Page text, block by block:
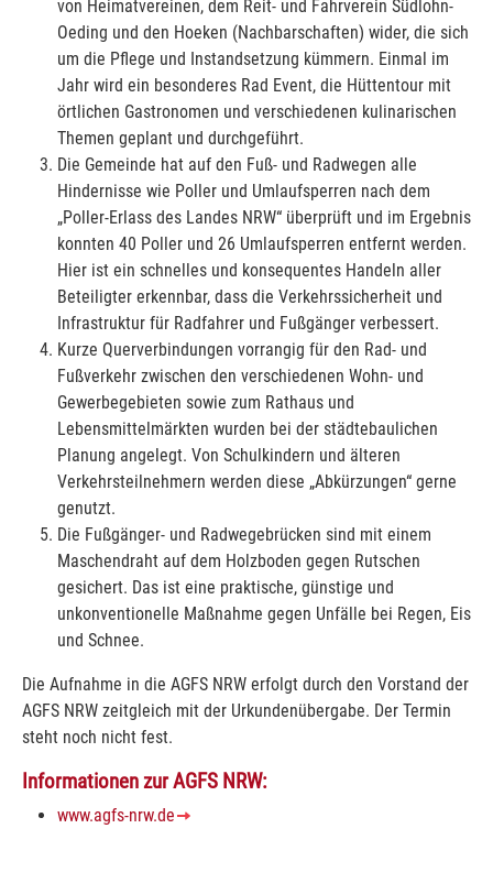
von Heimatvereinen, dem Reit- und Fahrverein Südlohn-
Oeding und den Hoeken (Nachbarschaften) wider, die sich
um die Pflege und Instandsetzung kümmern. Einmal im
Jahr wird ein besonderes Rad Event, die Hüttentour mit
örtlichen Gastronomen und verschiedenen kulinarischen
Themen geplant und durchgeführt.
Die Gemeinde hat auf den Fuß- und Radwegen alle
Hindernisse wie Poller und Umlaufsperren nach dem
„Poller-Erlass des Landes NRW“ überprüft und im Ergebnis
konnten 40 Poller und 26 Umlaufsperren entfernt werden.
Hier ist ein schnelles und konsequentes Handeln aller
Beteiligter erkennbar, dass die Verkehrssicherheit und
Infrastruktur für Radfahrer und Fußgänger verbessert.
Kurze Querverbindungen vorrangig für den Rad- und
Fußverkehr zwischen den verschiedenen Wohn- und
Gewerbegebieten sowie zum Rathaus und
Lebensmittelmärkten wurden bei der städtebaulichen
Planung angelegt. Von Schulkindern und älteren
Verkehrsteilnehmern werden diese „Abkürzungen“ gerne
genutzt.
Die Fußgänger- und Radwegebrücken sind mit einem
Maschendraht auf dem Holzboden gegen Rutschen
gesichert. Das ist eine praktische, günstige und
unkonventionelle Maßnahme gegen Unfälle bei Regen, Eis
und Schnee.
Die Aufnahme in die AGFS NRW erfolgt durch den Vorstand der
AGFS NRW zeitgleich mit der Urkundenübergabe. Der Termin
steht noch nicht fest.
Informationen zur AGFS NRW:
www.agfs-nrw.de